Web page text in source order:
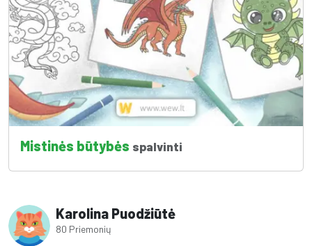
Mistinės būtybės spalvinti
Karolina Puodžiūtė
80 Priemonių